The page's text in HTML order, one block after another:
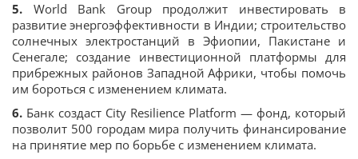
5. World Bank Group продолжит инвестировать в
развитие энергоэффективности в Индии; строительство
солнечных электростанций в Эфиопии, Пакистане и
Сенегале; создание инвестиционной платформы для
прибрежных районов Западной Африки, чтобы помочь
им бороться с изменением климата.
6. Банк создаст City Resilience Platform — фонд, который
позволит 500 городам мира получить финансирование
на принятие мер по борьбе с изменением климата.